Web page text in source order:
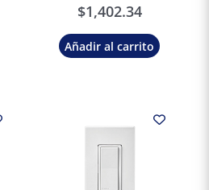
$1,402.34
Añadir al carrito